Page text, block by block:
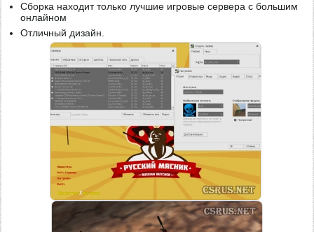
Сборка находит только лучшие игровые сервера с большим
онлайном
Отличный дизайн.